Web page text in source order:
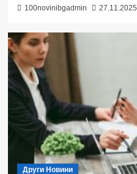
100novinibgadmin 27.11.2025
Други Новини